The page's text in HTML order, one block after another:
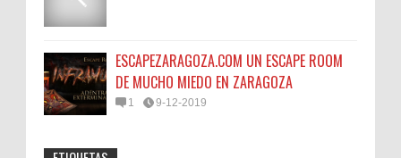
ESCAPEZARAGOZA.COM UN ESCAPE ROOM
DE MUCHO MIEDO EN ZARAGOZA
1 9-12-2019